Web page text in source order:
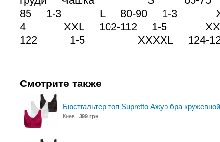
85 1-3 L 80-90 1-3 XL
4 XXL 102-112 1-5
122 1-5 XXXXL 124-
Смотрите также
Бюстгальтер топ Supretto Ажур бра
Киев 399 грн